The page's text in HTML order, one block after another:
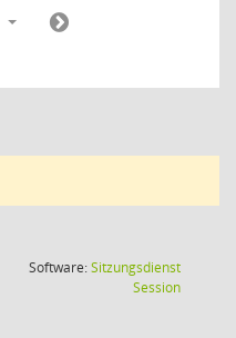
Software:Sitzungsdienst
Session(Wird in